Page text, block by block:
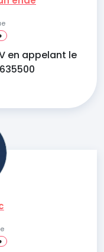
en appelant le